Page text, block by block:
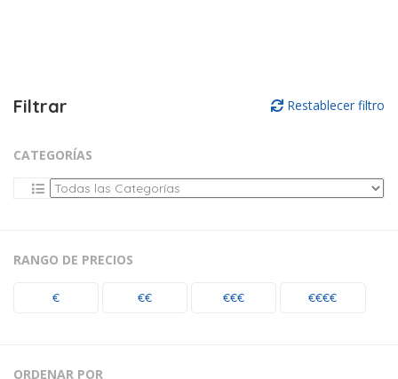
Filtrar Restablecer filtro
CATEGORÍAS
RANGO DE PRECIOS
€ €€ €€€ €€€€
ORDENAR POR